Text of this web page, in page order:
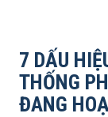
7 DẤU
THỐNG
ĐANG